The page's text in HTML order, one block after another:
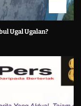
Ugal Ugalan?